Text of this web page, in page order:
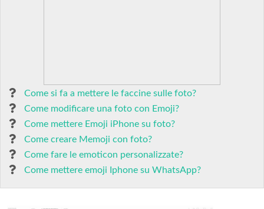
Come si fa a mettere le faccine sulle foto?
Come modificare una foto con Emoji?
Come mettere Emoji iPhone su foto?
Come creare Memoji con foto?
Come fare le emoticon personalizzate?
Come mettere emoji Iphone su WhatsApp?